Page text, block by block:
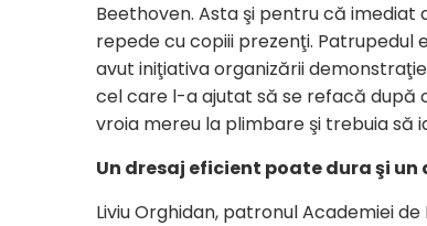
Beethoven. Asta şi pentru că
repede cu copiii prezenţi.
avut iniţiativa organizării
cel care l-a ajutat să se refacă după
vroia mereu la plimbare şi trebuia să
Un dresaj eficient poate dura şi un
Liviu Orghidan, patronul Academiei